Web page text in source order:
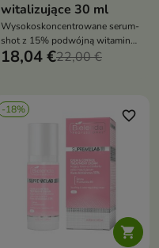
witalizujące 30 ml
Wysokoskoncentrowane serum-
shot z 15% podwójną witaminą
C rozświetla, wyrównuje
cery zmęczonej, poszarzałej i
wymagającej energii
18,04 €22,00 €
-18%

favorite_border